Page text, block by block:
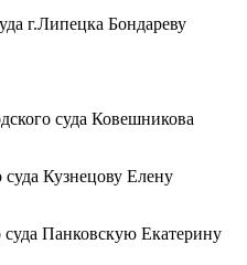
г.Липецка Бондареву
суда Ковешникова
суда Кузнецову Елену
суда Панковскую Екатерину